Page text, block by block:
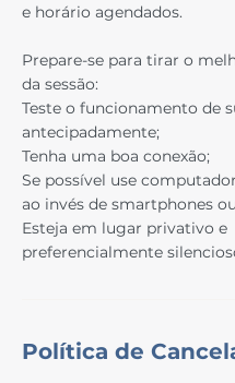
e horário agendados.
Prepare-se para tirar o
da sessão:
Teste o funcionamento de
antecipadamente;
Tenha uma boa conexão;
Se possível use
ao invés de smartphones
Esteja em lugar privativo e
Política de